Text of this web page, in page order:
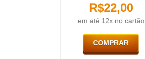
R$22,00
em até 12x no cartão
COMPRAR